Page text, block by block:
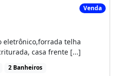
Venda
eletrônico,forrada telha
casa frente [...]
2 Banheiros